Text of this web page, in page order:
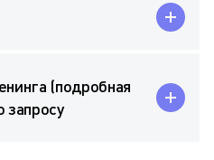
(подробная
запросу